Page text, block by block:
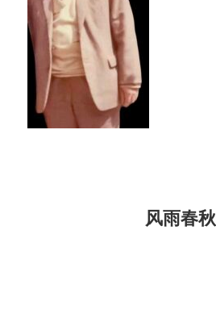
风雨春秋